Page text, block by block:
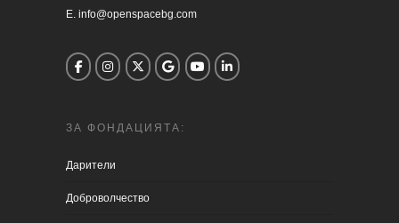
E. info@openspacebg.com
ЗА ФОНДАЦИЯТА:
Дарители
Доброволчество